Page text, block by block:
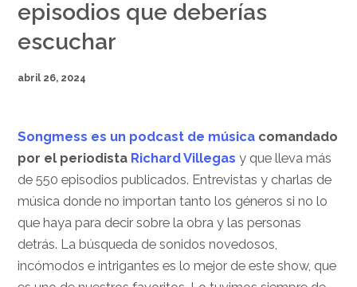
episodios que deberías
escuchar
abril 26, 2024
Songmess es un podcast de música comandado
por el periodista Richard Villegas y que lleva más
de 550 episodios publicados. Entrevistas y charlas de
música donde no importan tanto los géneros si no lo
que haya para decir sobre la obra y las personas
detrás. La búsqueda de sonidos novedosos,
incómodos e intrigantes es lo mejor de este show, que